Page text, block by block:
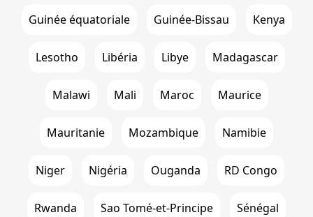
Guinée équatoriale Guinée-Bissau Kenya
Lesotho Libéria Libye Madagascar
Malawi Mali Maroc Maurice
Mauritanie Mozambique Namibie
Niger Nigéria Ouganda RD Congo
Rwanda Sao Tomé-et-Principe Sénégal